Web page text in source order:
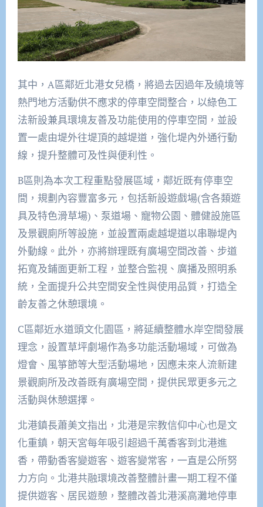
其中，A區鄰近北港女兒橋，將過去因過年及繞境等
熱門地方活動供不應求的停車空間整合，以綠色工
法新設兼具環境友善及功能使用的停車空間，並設
置一處由堤外往堤頂的越堤道，強化堤內外通行動
線，提升整體可及性與便利性。
B區則為本次工程重點發展區域，鄰近既有停車空
間，規劃內容豐富多元，包括新設遊戲場(含各類遊
具及特色滑草場)、泵道場、寵物公園、體健設施區
及景觀廁所等設施，並設置兩處越堤道以串聯堤內
外動線。此外，亦將辦理既有廣場空間改善、步道
拓寬及鋪面更新工程，並整合監視、廣播及照明系
統，全面提升公共空間安全性與使用品質，打造全
齡友善之休憩環境。
C區鄰近水道頭文化園區，將延續整體水岸空間發展
理念，設置草坪劇場作為多功能活動場域，可做為
燈會、風箏節等大型活動場地，因應未來人流新建
景觀廁所及改善既有廣場空間，提供民眾更多元之
活動與休憩選擇。
北港鎮長蕭美文指出，北港是宗教信仰中心也是文
化重鎮，朝天宮每年吸引超過千萬香客到北港進
香，帶動香客變遊客、遊客變常客，一直是公所努
力方向。北港共融環境改善整體計畫一期工程不僅
提供遊客、居民遊憩，整體改善北港溪高灘地停車